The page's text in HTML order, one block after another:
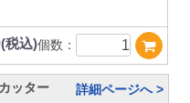
(税込)個数：
ッター 詳細ページへ >